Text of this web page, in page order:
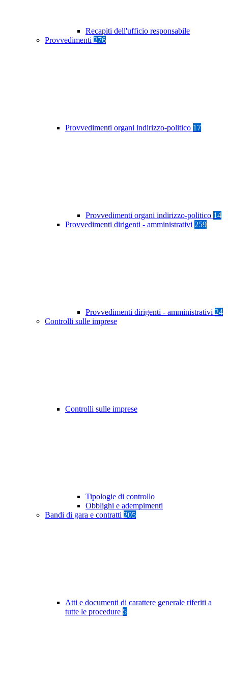
Recapiti dell'ufficio responsabile
Provvedimenti 276
Provvedimenti organi indirizzo-politico 17
Provvedimenti organi indirizzo-politico 14
Provvedimenti dirigenti - amministrativi 259
Provvedimenti dirigenti - amministrativi 24
Controlli sulle imprese
Controlli sulle imprese
Tipologie di controllo
Obblighi e adempimenti
Bandi di gara e contratti 205
Atti e documenti di carattere generale riferiti a
tutte le procedure 5